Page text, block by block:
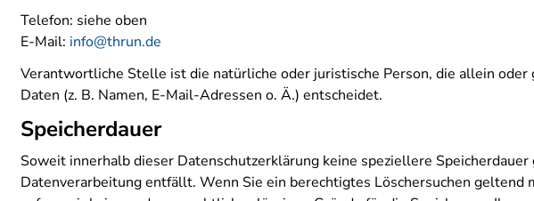
Telefon: siehe oben
E-Mail: info@thrun.de
Verantwortliche Stelle ist die natürliche oder juristische Person, die allein
Daten (z. B. Namen, E-Mail-Adressen o. Ä.) entscheidet.
Speicherdauer
Soweit innerhalb dieser Datenschutzerklärung keine speziellere
Datenverarbeitung entfällt. Wenn Sie ein berechtigtes Löschersuchen